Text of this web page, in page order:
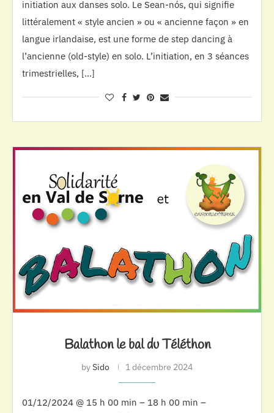
initiation aux danses solo. Le Sean-nós, qui signifie
littéralement « style ancien » ou « ancienne façon » en
langue irlandaise, est une forme de step dancing à
l’ancienne (old-style) en solo. L’initiation, en 3 séances
trimestrielles, […]
Balathon le bal du Téléthon
bySido 1 décembre 2024
01/12/2024 @ 15 h 00 min – 18 h 00 min –